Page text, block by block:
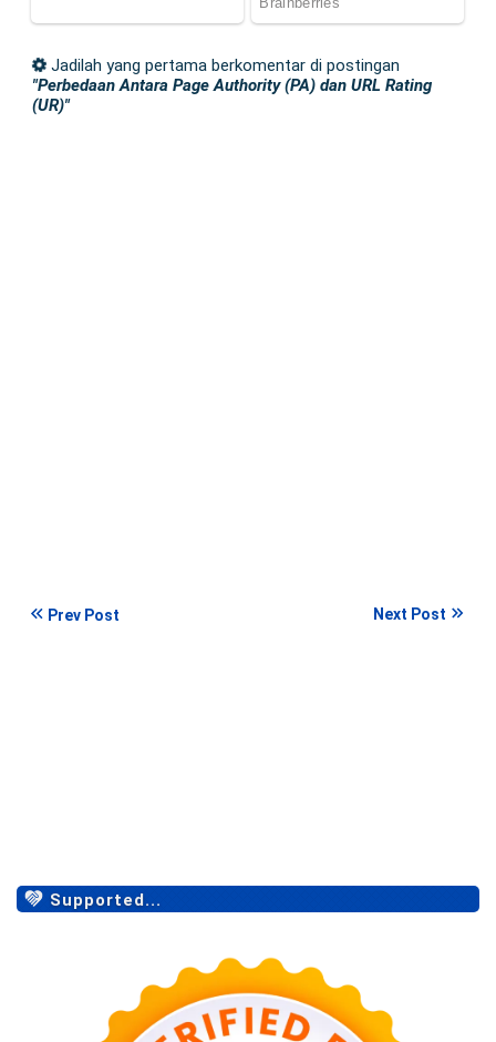
Jadilah yang pertama berkomentar di postingan
"Perbedaan Antara Page Authority (PA) dan URL Rating
(UR)"
Prev Post Next Post
Supported...